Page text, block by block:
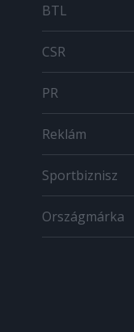
BTL
CSR
PR
Reklám
Sportbiznisz
Országmárka